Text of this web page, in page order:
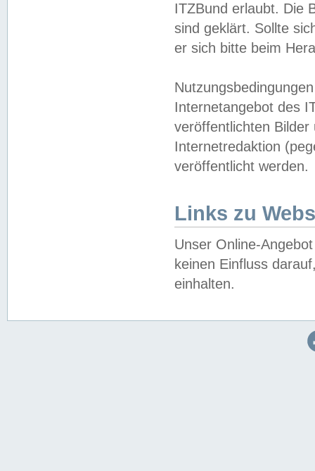
ITZBund erlaubt. Die
sind geklärt. Sollte
er sich bitte beim
Internetangebot des
veröffentlichten
Internetredaktion
veröffentlicht werden.
Links zu
Unser Online-
keinen Einfluss
einhalten.